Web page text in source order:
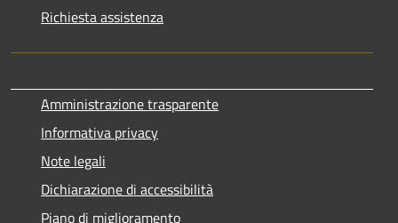
Richiesta assistenza
Amministrazione trasparente
Informativa privacy
Note legali
Dichiarazione di accessibilità
Piano di miglioramento